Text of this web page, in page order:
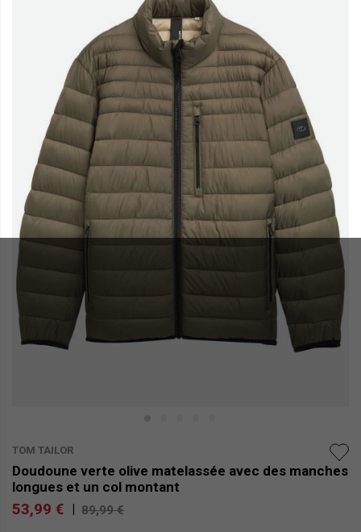
TOM TAILOR
Doudoune verte olive matelassée avec des manches
longues et un col montant
53,99 € 89,99 €